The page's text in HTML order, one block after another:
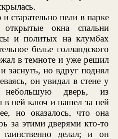
старательно пели в парке
окна спальни
и политых на клумбах
белье голландского
в темноте и уже решил
заснуть, но вдруг поднял
он увидал в стене у
небольшую дверь, из
в ней ключ и нашел за ней
но оказалось, что она
за этими дверями кто-то
делал; и он